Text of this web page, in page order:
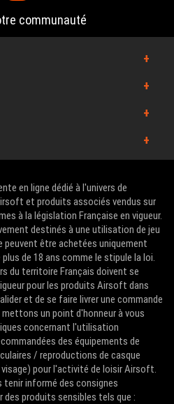
et pratique. Une réplique GBB
arme réelle. Une configuration
qui veulent de la régularité,
plus constante.
TACTIQUES ET
des équipements pour
: protections, gilets tactiques,
vêtements, accessoires de
utiles en partie. Ce type
pour jouer confortablement,
son matériel et adapter
ne doit pas se limiter à
vérifier le confort, la
la liberté de mouvement,
Un setup léger sera souvent
qu’une configuration plus
une journée en extérieur ou à
communauté
en ligne dédié à l'univers de
et produits associés vendus sur
à la législation Française en vigueur.
destinés à une utilisation de jeu
être achetées uniquement
de 18 ans comme le stipule la loi.
du territoire Français doivent se
pour les produits Airsoft dans
et de se faire livrer une commande
un point d'honneur à vous
concernant l'utilisation
des équipements de
/ reproductions de casque
pour l'activité de loisir Airsoft.
tenir informé des consignes
produits sensibles tels que :